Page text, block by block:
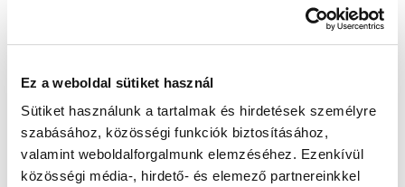
Ez a weboldal sütiket használ
Sütiket használunk a tartalmak és hirdetések személyre
szabásához, közösségi funkciók biztosításához,
valamint weboldalforgalmunk elemzéséhez. Ezenkívül
közösségi média-, hirdető- és elemező partnereinkkel
Augusztus 11. (Kedd)📦
Készleten:RAKTÁRON